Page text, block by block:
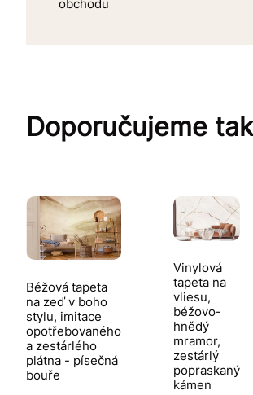
obchodu
Doporučujeme
Béžová tapeta
na zeď v boho
stylu, imitace
opotřebovaného
a zestárlého
plátna - písečná
bouře
Vinylová
tapeta na
vliesu,
béžovo-
hnědý
mramor,
zestárlý
popraskaný
kámen